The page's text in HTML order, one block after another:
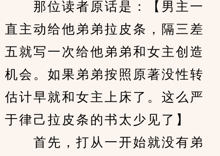
那位读者原话是：【男主一
直主动给他弟弟拉皮条，隔三差
五就写一次给他弟弟和女主创造
机会。如果弟弟按照原著没性转
估计早就和女主上床了。这么严
于律己拉皮条的书太少见了】
首先，打从一开始就没有弟